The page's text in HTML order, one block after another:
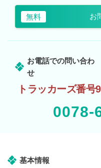
無料 お
お電話での問い合わ
せ
トラッカーズ番号
0078-
基本情報